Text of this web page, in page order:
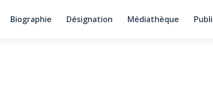
Biographie Désignation Médiathèque